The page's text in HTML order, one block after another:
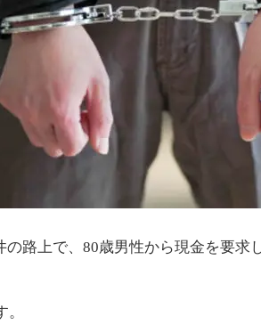
の路上で、80歳男性から現金を要求